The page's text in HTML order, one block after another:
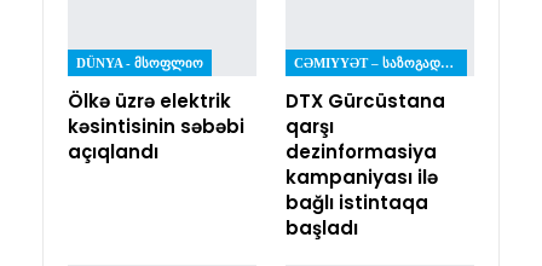
DÜNYA - ᲛᲡᲝᲤᲚᲘᲝ
Ölkə üzrə elektrik
kəsintisinin səbəbi
açıqlandı
CƏMIYYƏT – ᲡᲐᲖᲝᲒᲐᲓᲝᲔᲑᲐ
DTX Gürcüstana
qarşı
dezinformasiya
kampaniyası ilə
bağlı istintaqa
başladı